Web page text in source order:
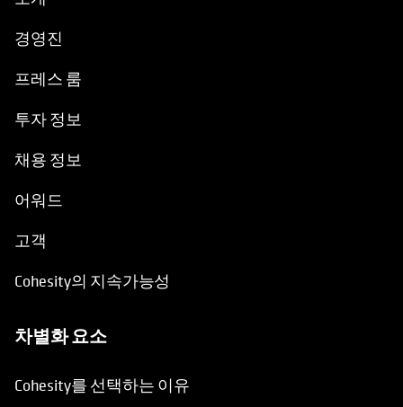
경영진
프레스 룸
투자 정보
채용 정보
어워드
고객
Cohesity의 지속가능성
차별화 요소
Cohesity를 선택하는 이유